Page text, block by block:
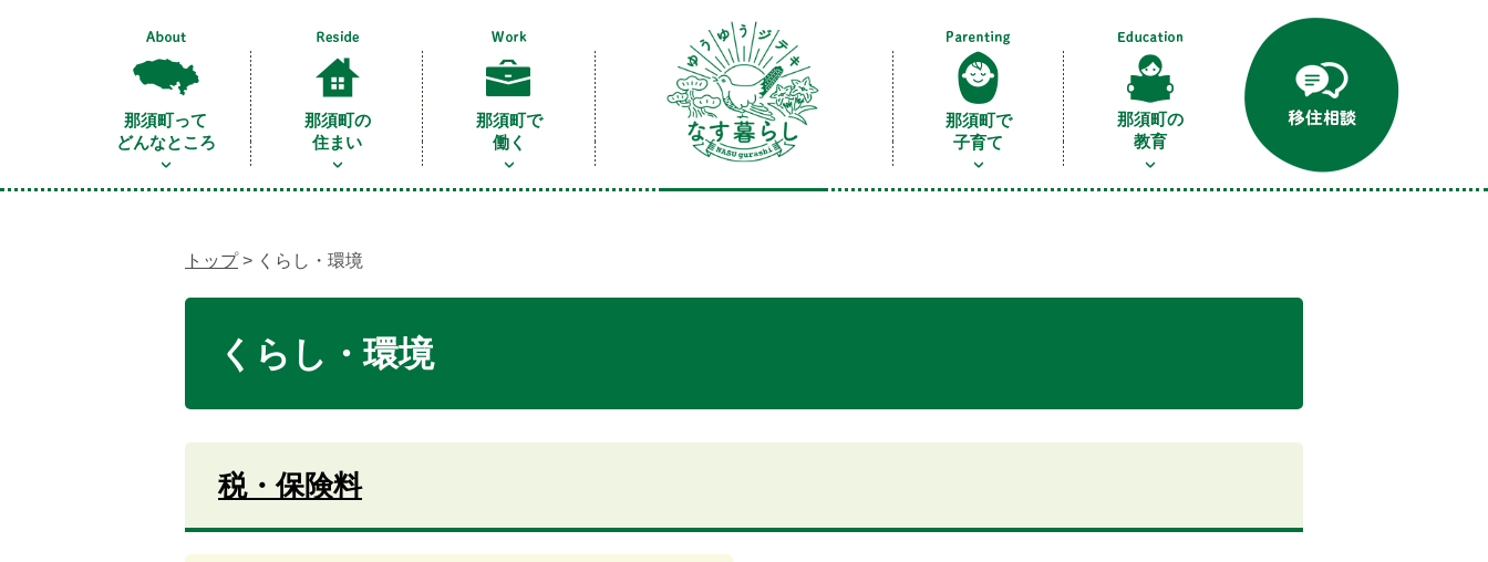
那須町って
どんなところ
那須町の
住まい
那須町で
働く
那須町で
子育て
那須町の
教育
トップ> くらし・環境
くらし・環境
税・保険料